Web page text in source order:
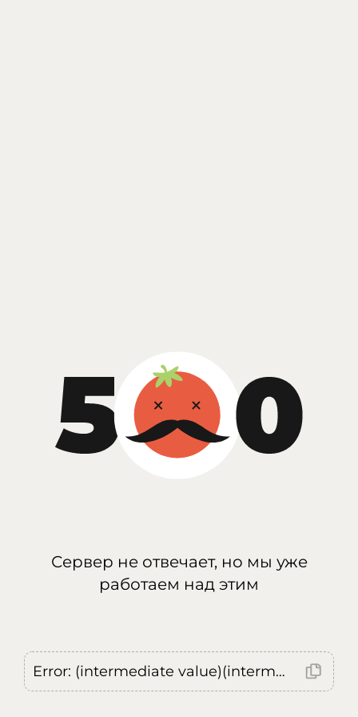
Сервер не отвечает, но мы уже
работаем над этим
Error: (intermediate value)(intermediate value)(intermediate value).replaceAll is not a function